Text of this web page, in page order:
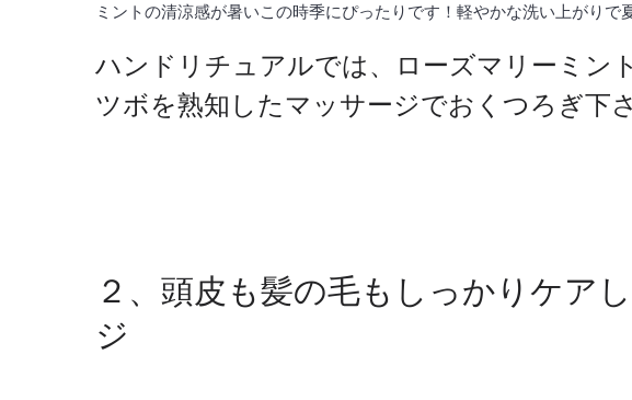
ミントの清涼感が暑いこの時季にぴったりです！軽やかな洗い上がりで
ハンドリチュアルでは、ローズマリーミン
ツボを熟知したマッサージでおくつろぎ下さ
２、頭皮も髪の毛もしっかりケア
ジ